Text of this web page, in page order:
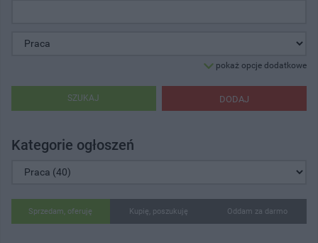
pokaż opcje dodatkowe
DODAJ
SZUKAJ
Kategorie ogłoszeń
Sprzedam, oferuję Kupię, poszukuję Oddam za darmo